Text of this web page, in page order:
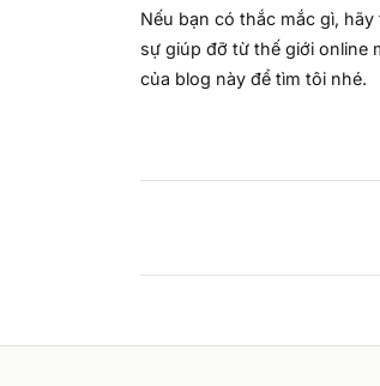
Nếu bạn có thắc mắc gì,
sự giúp đỡ từ thế giới online
của blog này để tìm tôi nhé.